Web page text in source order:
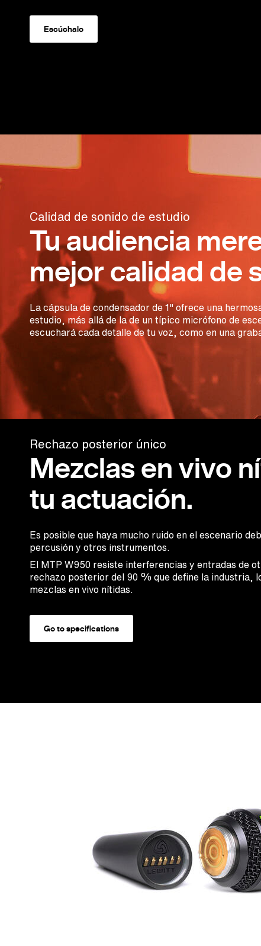
Escúchalo
Calidad de sonido de estudio
Tu audiencia
mejor calidad de
La cápsula de condensador de 1" ofrece una
estudio, más allá de la de un típico micrófono de
escuchará cada detalle de tu voz, como en una
Rechazo posterior único
Mezclas en vivo
tu actuación.
Es posible que haya mucho ruido en el escenario
percusión y otros instrumentos.
El MTP W950 resiste interferencias y entradas de
rechazo posterior del 90 % que define la industria,
mezclas en vivo nítidas.
Go to specifications